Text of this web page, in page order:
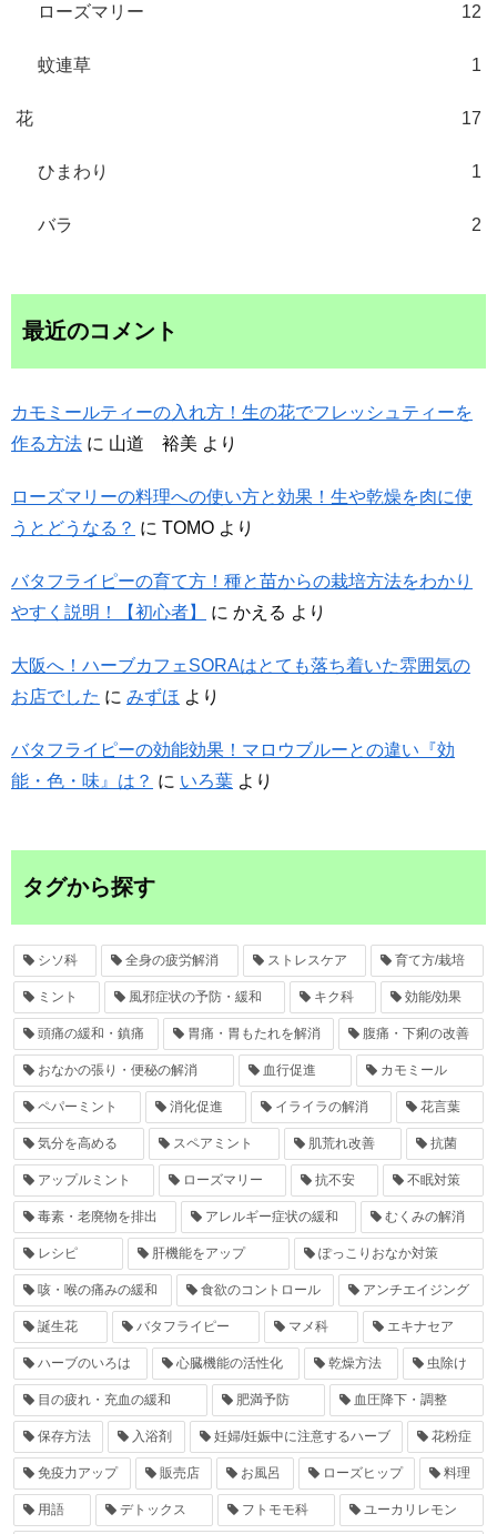
ローズマリー 12
蚊連草 1
花 17
ひまわり 1
バラ 2
最近のコメント
カモミールティーの入れ方！生の花でフレッシュティーを
作る方法 に 山道 裕美 より
ローズマリーの料理への使い方と効果！生や乾燥を肉に使
うとどうなる？ に TOMO より
バタフライピーの育て方！種と苗からの栽培方法をわかり
やすく説明！【初心者】
に かえる より
大阪へ！ハーブカフェSORAはとても落ち着いた雰囲気の
お店でした に みずほ より
バタフライピーの効能効果！マロウブルーとの違い『効
能・色・味』は？ に いろ葉 より
タグから探す
シソ科 全身の疲労解消 ストレスケア 育て方/栽培
ミント 風邪症状の予防・緩和 キク科 効能/効果
頭痛の緩和・鎮痛 胃痛・胃もたれを解消 腹痛・下痢の改善
おなかの張り・便秘の解消 血行促進 カモミール
ペパーミント 消化促進 イライラの解消 花言葉
気分を高める スペアミント 肌荒れ改善 抗菌
アップルミント ローズマリー 抗不安 不眠対策
毒素・老廃物を排出 アレルギー症状の緩和 むくみの解消
レシピ 肝機能をアップ ぽっこりおなか対策
咳・喉の痛みの緩和 食欲のコントロール アンチエイジング
誕生花 バタフライピー マメ科 エキナセア
ハーブのいろは 心臓機能の活性化 乾燥方法 虫除け
目の疲れ・充血の緩和 肥満予防 血圧降下・調整
保存方法 入浴剤 妊婦/妊娠中に注意するハーブ 花粉症
免疫力アップ 販売店 お風呂 ローズヒップ 料理
用語 デトックス フトモモ科 ユーカリレモン